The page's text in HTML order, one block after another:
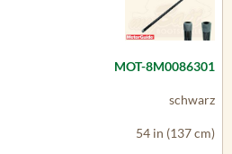
MOT-8M0086301
schwarz
54 in (137 cm)